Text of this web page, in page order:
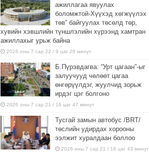
ажиллагаа явуулах
боломжтой-Хүүхэд хөгжүүлэх
төв” байгуулах төсөлд төр,
хувийн хэвшлийн түншлэлийн хүрээнд хамтран
ажиллахыг урьж байна
2026 оны 7 сар 22 / 9 цаг 28 минут
Б.Пүрэвдагва: “Урт цагаан”-ыг
залуучууд чөлөөт цагаа
өнгөрүүлдэг, жуулчид зорьж
ирдэг цэг болгоно
2026 оны 7 сар 21 / 16 цаг 47 минут
Тусгай замын автобус /BRT/
төслийн удирдах хорооны
ээлжит хуралдаан боллоо
2026 оны 7 сар 21 / 16 цаг 43 минут